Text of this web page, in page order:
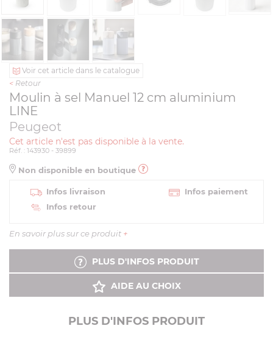
Voir cet article dans le catalogue
< Retour
Moulin à sel Manuel 12 cm aluminium
LINE
Peugeot
Cet article n'est pas disponible à la vente.
Réf. : 143930 - 39899
Non disponible en boutique
Infos livraison
Infos paiement
Infos retour
En savoir plus sur ce produit +
PLUS D'INFOS PRODUIT
AIDE AU CHOIX
PLUS D'INFOS PRODUIT